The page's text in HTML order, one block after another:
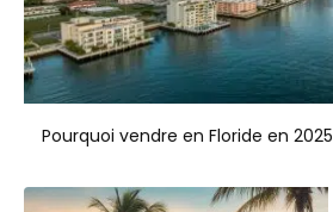
Pourquoi vendre en Floride en 2025